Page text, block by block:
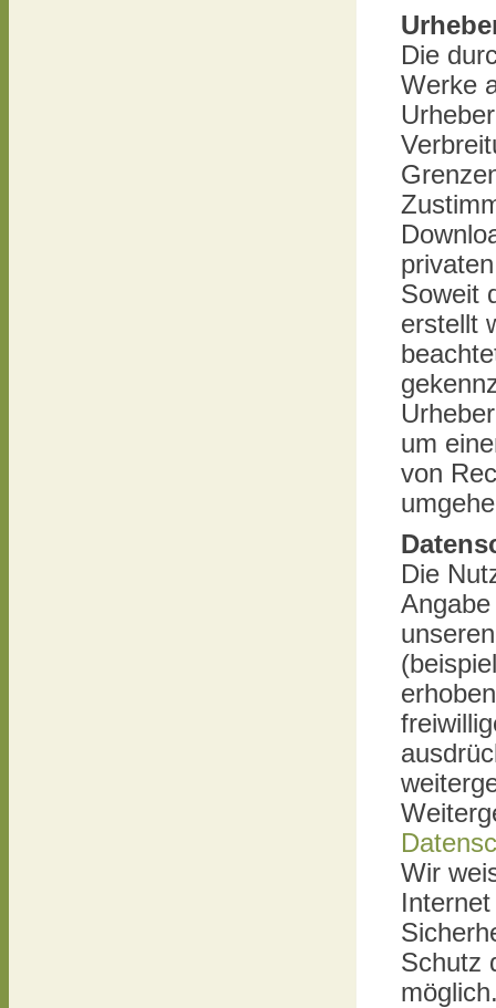
Die
Werke
Soweit
erstellt
um
von
Die
Wir
Schutz